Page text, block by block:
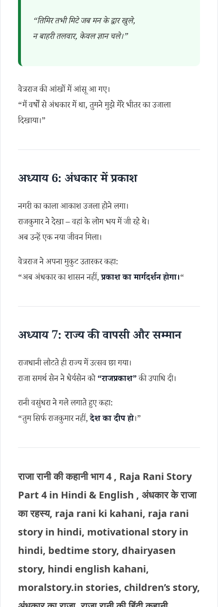
“तिमिर तभी मिटे जब मन के द्वार खुले,
न बाहरी तलवार, केवल ज्ञान चले।”
वेत्रराज की आंखों में आंसू आ गए।
“मैं वर्षों से अंधकार में था, तुमने मुझे मेरे भीतर का उजाला
दिखाया।”
अध्याय 6: अंधकार में प्रकाश
नगरी का काला आकाश उजला होने लगा।
राजकुमार ने देखा – वहां के लोग भय में जी रहे थे।
अब उन्हें एक नया जीवन मिला।
वेत्रराज ने अपना मुकुट उतारकर कहा:
“अब अंधकार का शासन नहीं,प्रकाश का मार्गदर्शन होगा।“
अध्याय 7: राज्य की वापसी और सम्मान
राजधानी लौटते ही राज्य में उत्सव छा गया।
राजा समर्थ सेन ने धैर्यसेन को“राजप्रकाश”की उपाधि दी।
रानी वसुंधरा ने गले लगाते हुए कहा:
“तुम सिर्फ राजकुमार नहीं,देश का दीप हो।”
राजा रानी की कहानी भाग 4 , Raja Rani Story
Part 4 in Hindi & English , अंधकार के राजा
का रहस्य, raja rani ki kahani, raja rani
story in hindi, motivational story in
hindi, bedtime story, dhairyasen
story, hindi english kahani,
moralstory.in stories, children’s story,